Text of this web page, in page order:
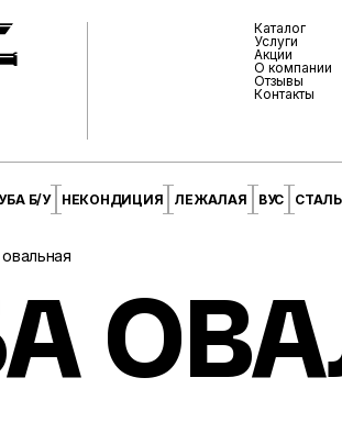
Каталог
Услуги
Акции
О компании
Отзывы
Контакты
Б/У НЕКОНДИЦИЯ ЛЕЖАЛАЯ ВУС